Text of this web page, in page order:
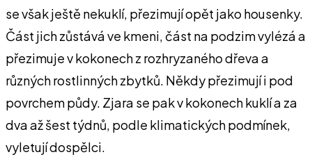
se však ještě nekuklí, přezimují opět jako housenky.
Část jich zůstává ve kmeni, část na podzim vylézá a
přezimuje v kokonech z rozhryzaného dřeva a
různých rostlinných zbytků. Někdy přezimují i pod
povrchem půdy. Zjara se pak v kokonech kuklí a za
dva až šest týdnů, podle klimatických podmínek,
vyletují dospělci.